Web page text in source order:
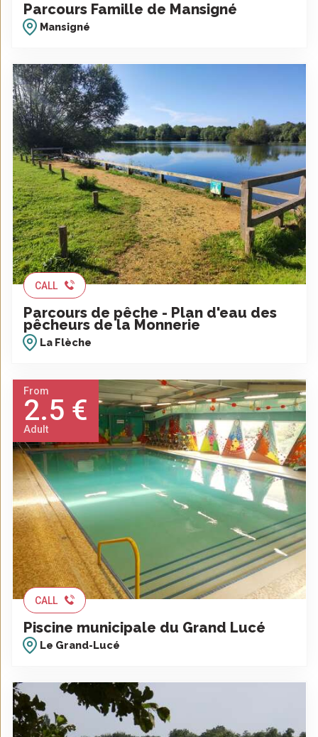
Parcours Famille de Mansigné
Mansigné
CALL
Parcours de pêche - Plan d'eau des
pêcheurs de la Monnerie
La Flèche
From
2.5 €
Adult
CALL
Piscine municipale du Grand Lucé
Le Grand-Lucé